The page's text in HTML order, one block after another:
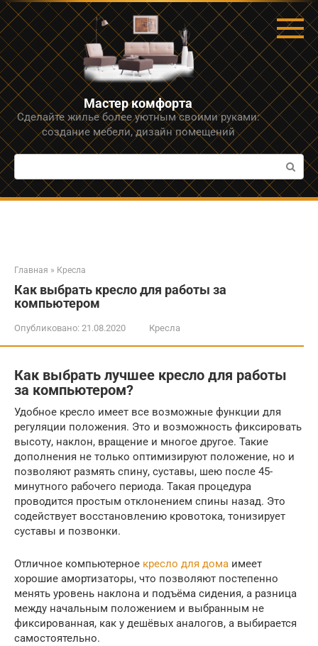
Перейти
к
контенту
Мастер комфорта
Сделайте жилье более уютным своими руками:
создание мебели, дизайн помещений
Поиск:
Главная » Кресла
Как выбрать кресло для работы за
компьютером
Опубликовано: 21.08.2020 Кресла
Как выбрать лучшее кресло для работы
за компьютером?
Удобное кресло имеет все возможные функции для
регуляции положения. Это и возможность фиксировать
высоту, наклон, вращение и многое другое. Такие
дополнения не только оптимизируют положение, но и
позволяют размять спину, суставы, шею после 45-
минутного рабочего периода. Такая процедура
проводится простым отклонением спины назад. Это
содействует восстановлению кровотока, тонизирует
суставы и позвонки.
Отличное компьютерное кресло для дома имеет
хорошие амортизаторы, что позволяют постепенно
менять уровень наклона и подъёма сидения, а разница
между начальным положением и выбранным не
фиксированная, как у дешёвых аналогов, а выбирается
самостоятельно.